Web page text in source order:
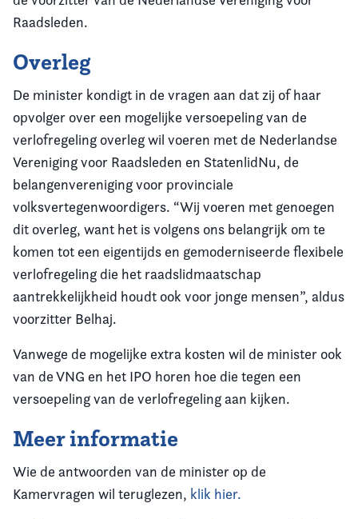
Raadsleden.
Overleg
De minister kondigt in de vragen aan dat zij of haar
opvolger over een mogelijke versoepeling van de
verlofregeling overleg wil voeren met de Nederlandse
Vereniging voor Raadsleden en StatenlidNu, de
belangenvereniging voor provinciale
volksvertegenwoordigers. “Wij voeren met genoegen
dit overleg, want het is volgens ons belangrijk om te
komen tot een eigentijds en gemoderniseerde flexibele
verlofregeling die het raadslidmaatschap
aantrekkelijkheid houdt ook voor jonge mensen”, aldus
voorzitter Belhaj.
Vanwege de mogelijke extra kosten wil de minister ook
van de VNG en het IPO horen hoe die tegen een
versoepeling van de verlofregeling aan kijken.
Meer informatie
Wie de antwoorden van de minister op de
Kamervragen wil teruglezen, klik hier.